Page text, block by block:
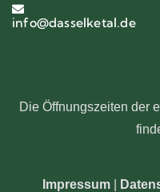
info@dasselketal.de
Die Öffnungszeiten der
Impressum|